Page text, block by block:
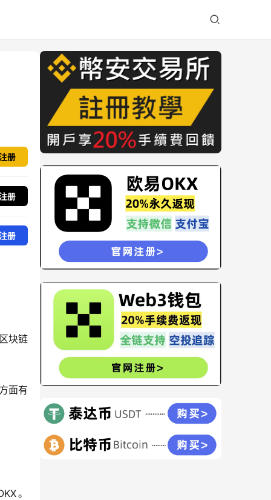
册
册
册
块链
面有
。